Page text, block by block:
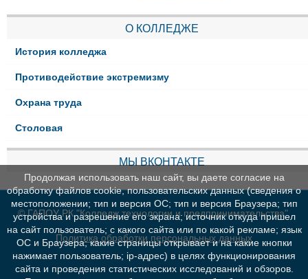
О КОЛЛЕДЖЕ
История колледжа
Противодействие экстремизму
Охрана труда
Столовая
МЫ ВКОНТАКТЕ
© ГАПОУ РК "Колледж технологии и предпринимательства"
Политика обработки персональных данных
Продолжая использовать наш сайт, вы даете согласие на
обработку файлов cookie, пользовательских данных (сведения о
местоположении; тип и версия ОС; тип и версия Браузера; тип
устройства и разрешение его экрана; источник откуда пришел
на сайт пользователь; с какого сайта или по какой рекламе; язык
ОС и Браузера; какие страницы открывает и на какие кнопки
нажимает пользователь; ip-адрес) в целях функционирования
сайта и проведения статистических исследований и обзоров.